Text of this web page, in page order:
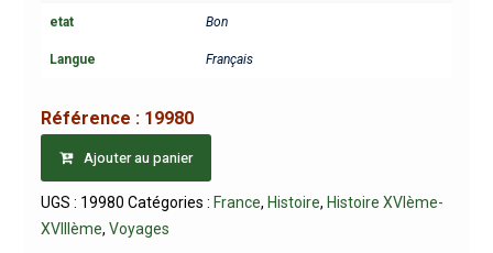
etat Bon
Langue Français
Référence : 19980
Ajouter au panier
UGS : 19980 Catégories : France, Histoire, Histoire XVIème-
XVIIIème, Voyages